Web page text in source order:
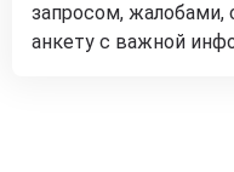
запросом, жалобами,
анкету с важной